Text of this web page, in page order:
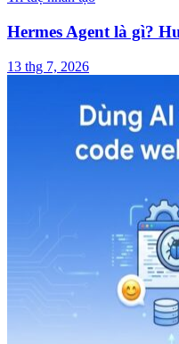
Hermes Agent là gì?
13 thg 7, 2026